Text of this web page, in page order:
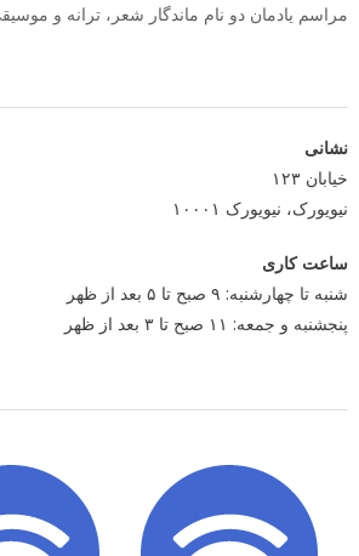
مراسم یادمان دو نام ماندگار شعر، ترانه و
نشانی
خیابان ۱۲۳
نیویورک، نیویورک ۱۰۰۰۱
ساعت کاری
شنبه تا چهارشنبه: ۹ صبح تا ۵ بعد از ظهر
پنجشنبه و جمعه: ۱۱ صبح تا ۳ بعد از ظهر